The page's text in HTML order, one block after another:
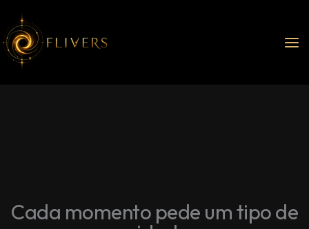
para
o
conteúdo
Cada momento pede um tipo de